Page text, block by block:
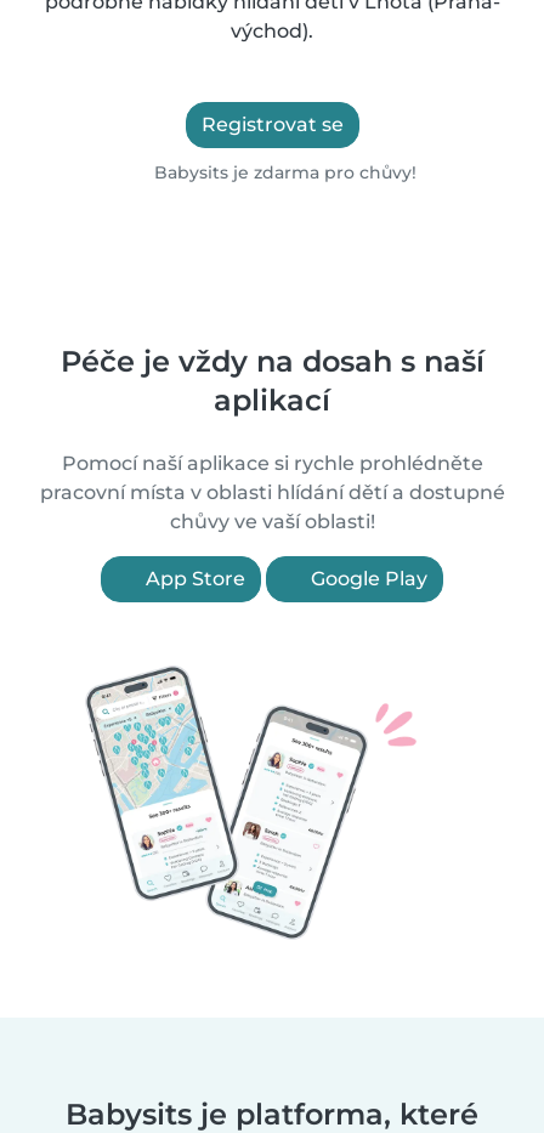
východ).
Registrovat se
Babysits je zdarma pro chůvy!
Péče je vždy na dosah s naší
aplikací
Pomocí naší aplikace si rychle prohlédněte
pracovní místa v oblasti hlídání dětí a dostupné
chůvy ve vaší oblasti!
App Store Google Play
Babysits je platforma, které